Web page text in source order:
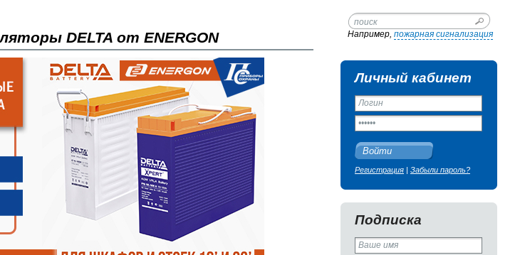
Например, пожарная сигнализация
Личный кабинет
Войти
Регистрация | Забыли пароль?
Подписка
DELTA от ENERGON